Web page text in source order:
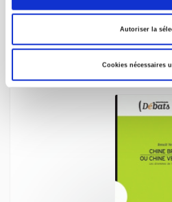
Autoriser la
Cookies nécessaires
Comprendre l'espace mondial
Marie-Françoise Durand, Philippe
Bertrand Badie